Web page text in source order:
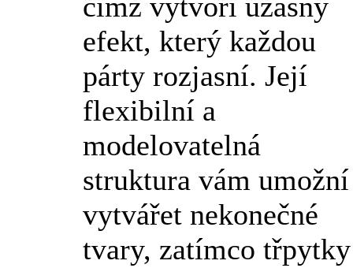
efekt, který každou
párty rozjasní. Její
flexibilní a
modelovatelná
struktura vám umožní
vytvářet nekonečné
tvary, zatímco třpytky